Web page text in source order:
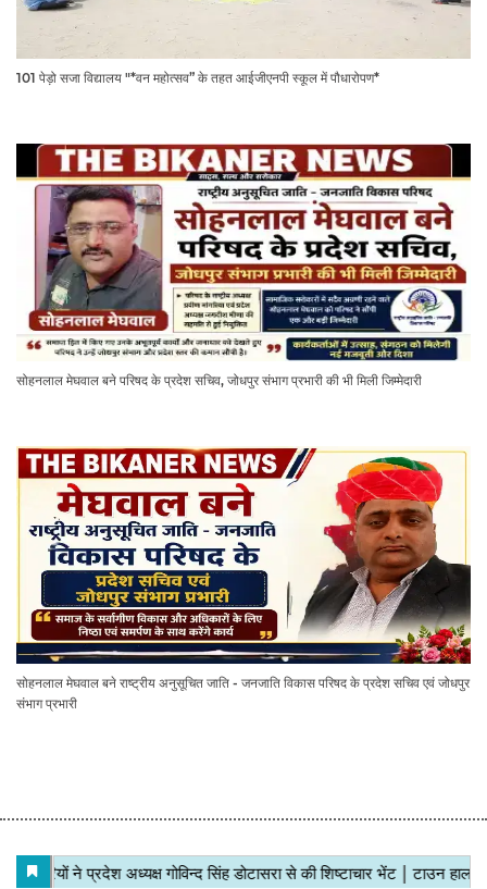
101 पेड़ो सजा विद्यालय "*वन महोत्सव” के तहत आईजीएनपी स्कूल में पौधारोपण*
सोहनलाल मेघवाल बने परिषद के प्रदेश सचिव, जोधपुर संभाग प्रभारी की भी मिली जिम्मेदारी
सोहनलाल मेघवाल बने राष्ट्रीय अनुसूचित जाति - जनजाति विकास परिषद के प्रदेश सचिव एवं जोधपुर
संभाग प्रभारी